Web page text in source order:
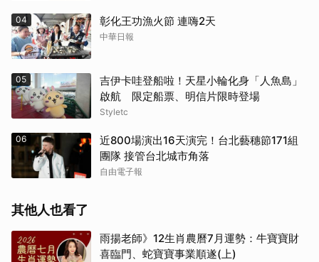
04 彰化王功漁火節 連嗨2天
中華日報
05
吉伊卡哇登船啦！天星小輪化身「人魚島」
啟航 限定船票、明信片限時登場
Styletc
06
近800場演出16天演完！台北藝穗節171組
團隊 接管台北城市角落
自由電子報
其他人也看了
雨揚老師》12生肖農曆7月運勢：牛寶寶財
喜臨門、蛇寶寶事業順遂(上)